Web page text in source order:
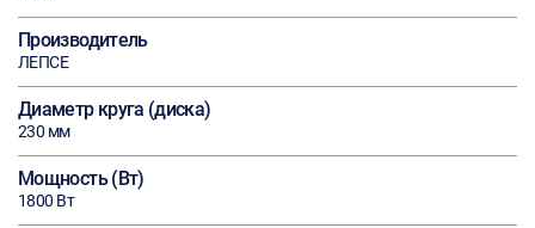
Производитель
ЛЕПСЕ
Диаметр круга (диска)
230 мм
Мощность (Вт)
1800 Вт